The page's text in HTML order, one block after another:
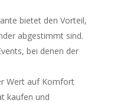
bietet den Vorteil,
abgestimmt sind.
bei denen der
Wert auf Komfort
kaufen und